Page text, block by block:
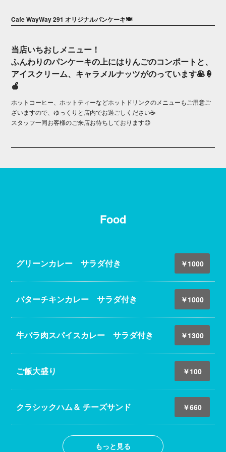
Cafe WayWay 291 オリジナルパンケーキ🍽️
当店いちおしメニュー！
ふんわりのパンケーキの上にはりんごのコンポートと、
アイスクリーム、キャラメルナッツがのっています🥞🍦
🍎
ホットコーヒー、ホットティーなどホットドリンクのメニューもご用意ご
ざいますので、ゆっくりと店内でお過ごしください☕
スタッフ一同お客様のご来店お待ちしております😊
Food
グリーンカレー サラダ付き ￥1000
バターチキンカレー サラダ付き ￥1000
牛バラ肉スパイスカレー サラダ付き ￥1300
ご飯大盛り ￥100
クラシックハム＆ チーズサンド ￥660
もっと見る